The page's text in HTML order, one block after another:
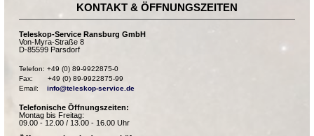
KONTAKT & ÖFFNUNGSZEITEN
Teleskop-Service Ransburg GmbH
Von-Myra-Straße 8
D-85599 Parsdorf
Telefon: +49 (0) 89-9922875-0
Fax:       +49 (0) 89-9922875-99
Email: info@teleskop-service.de
Telefonische Öffnungszeiten:
Montag bis Freitag:
09.00 - 12.00 / 13.00 - 16.00 Uhr